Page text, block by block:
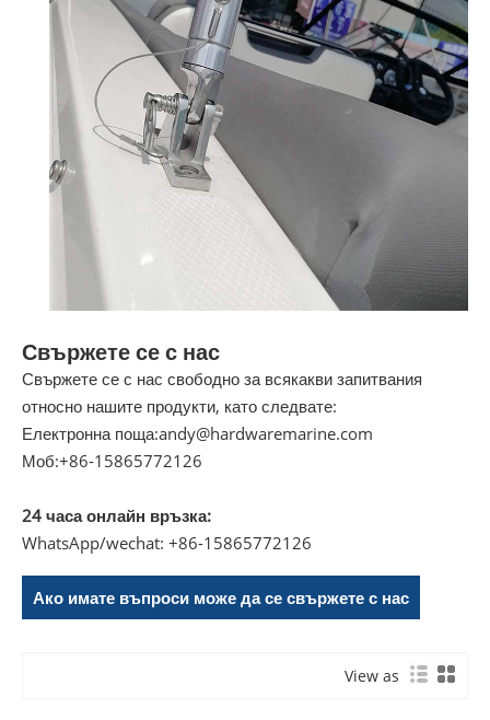
Свържете се с нас
Свържете се с нас свободно за всякакви запитвания
относно нашите продукти, като следвате:
Електронна поща:andy@hardwaremarine.com
Моб:+86-15865772126
24 часа онлайн връзка:
WhatsApp/wechat: +86-15865772126
Ако имате въпроси може да се свържете с нас
View as